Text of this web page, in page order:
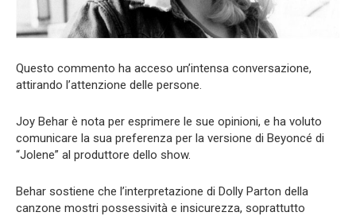
Questo commento ha acceso un’intensa conversazione,
attirando l’attenzione delle persone.
Joy Behar è nota per esprimere le sue opinioni, e ha voluto
comunicare la sua preferenza per la versione di Beyoncé di
“Jolene” al produttore dello show.
Behar sostiene che l’interpretazione di Dolly Parton della
canzone mostri possessività e insicurezza, soprattutto